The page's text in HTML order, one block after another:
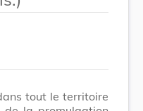
tout le territoire